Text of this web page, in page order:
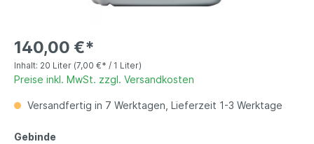
140,00 €*
Inhalt: 20 Liter (7,00 €* / 1 Liter)
Preise inkl. MwSt. zzgl. Versandkosten
Versandfertig in 7 Werktagen, Lieferzeit 1-3 Werktage
Gebinde